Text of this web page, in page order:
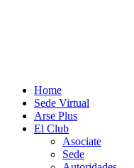
Home
Sede Virtual
Arse Plus
El Club
Asociate
Sede